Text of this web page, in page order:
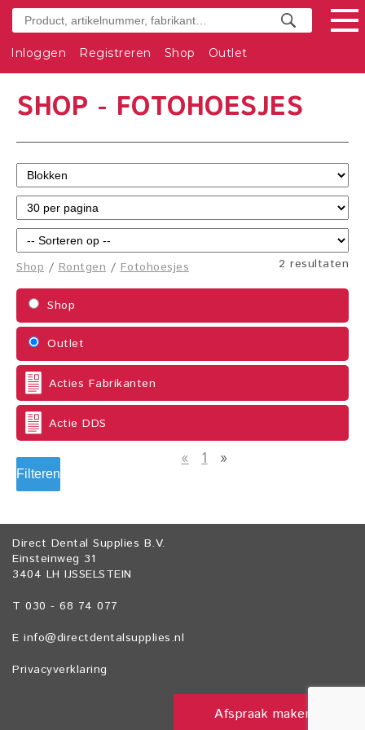
Inloggen Registreren Shop Outlet
SHOP - FOTOHOESJES
2 resultaten
Shop /Rontgen /Fotohoesjes
Shop
Outlet
Acties Fabrikanten
Actie DDS
Filteren
« 1 »
Direct Dental Supplies B.V.
Einsteinweg 31
3404 LH IJSSELSTEIN
T 030 - 68 74 077
E info@directdentalsupplies.nl
Privacyverklaring
Afspraak maken